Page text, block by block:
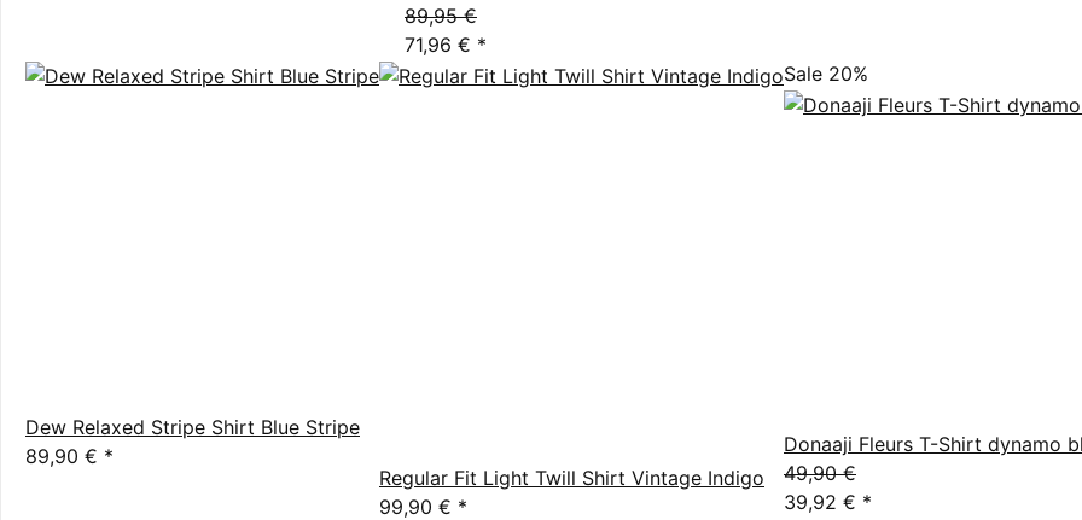
89,95 €
71,96 € *
Dew Relaxed Stripe Shirt Blue Stripe
89,90 € *
Regular Fit Light Twill Shirt Vintage Indigo
99,90 € *
Sale 20%
Donaaji Fleurs T-Shirt dynamo
49,90 €
39,92 € *